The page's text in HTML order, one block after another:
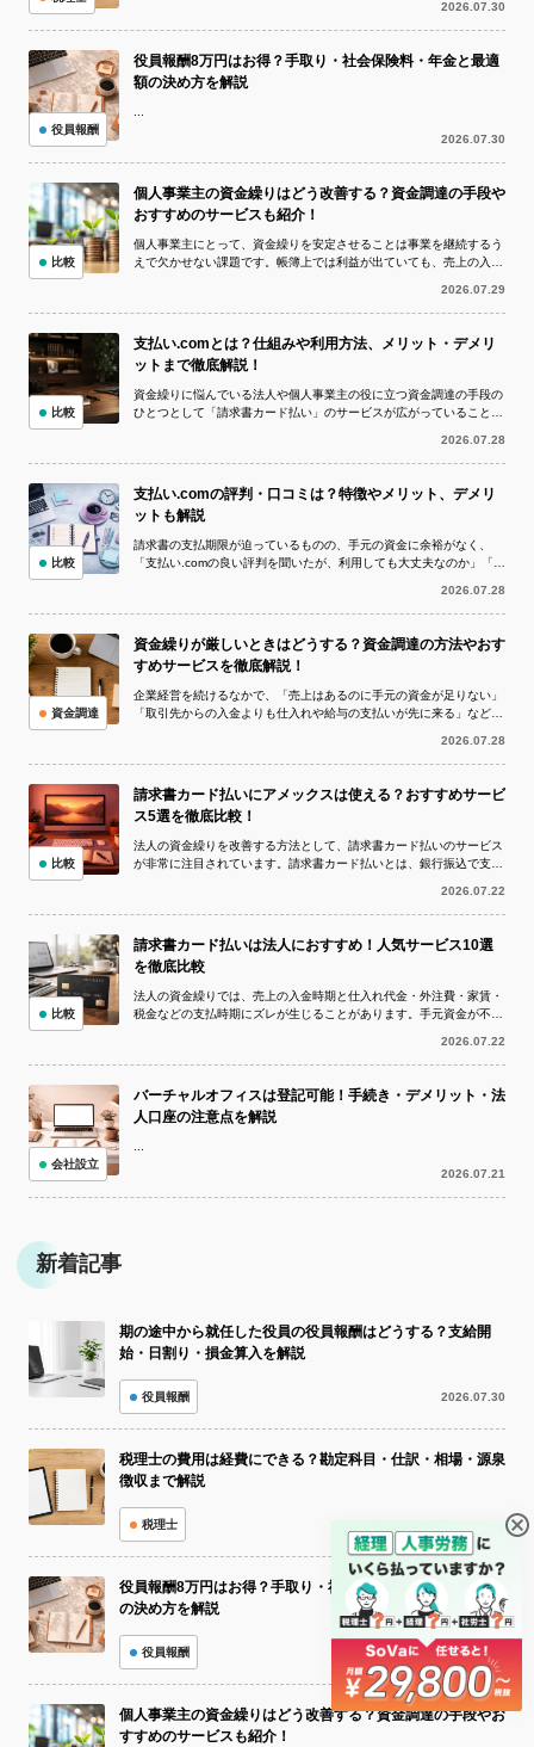
2026.07.30
役員報酬8万円はお得？手取り・社会保険料・年金と最適
額の決め方を解説
...
2026.07.30
役員報酬
個人事業主の資金繰りはどう改善する？資金調達の手段や
おすすめのサービスも紹介！
個人事業主にとって、資金繰りを安定させることは事業を継続するう
えで欠かせない課題です。帳簿上では利益が出ていても、売上の入金
2026.07.29
比較
支払い.comとは？仕組みや利用方法、メリット・デメリ
ットまで徹底解説！
資金繰りに悩んでいる法人や個人事業主の役に立つ資金調達の手段の
ひとつとして「請求書カード払い」のサービスが広がっていることを
2026.07.28
比較
支払い.comの評判・口コミは？特徴やメリット、デメリ
ットも解説
請求書の支払期限が迫っているものの、手元の資金に余裕がなく、
「支払い.comの良い評判を聞いたが、利用しても大丈夫なのか」「実
2026.07.28
比較
資金繰りが厳しいときはどうする？資金調達の方法やおす
すめサービスを徹底解説！
企業経営を続けるなかで、「売上はあるのに手元の資金が足りない」
「取引先からの入金よりも仕入れや給与の支払いが先に来る」など、
2026.07.28
資金調達
請求書カード払いにアメックスは使える？おすすめサービ
ス5選を徹底比較！
法人の資金繰りを改善する方法として、請求書カード払いのサービス
が非常に注目されています。請求書カード払いとは、銀行振込で支払
2026.07.22
比較
請求書カード払いは法人におすすめ！人気サービス10選
を徹底比較
法人の資金繰りでは、売上の入金時期と仕入れ代金・外注費・家賃・
税金などの支払時期にズレが生じることがあります。手元資金が不足
2026.07.22
比較
バーチャルオフィスは登記可能！手続き・デメリット・法
人口座の注意点を解説
...
2026.07.21
会社設立
新着記事
期の途中から就任した役員の役員報酬はどうする？支給開
始・日割り・損金算入を解説
役員報酬 2026.07.30
税理士の費用は経費にできる？勘定科目・仕訳・相場・源泉
徴収まで解説
税理士
役員報酬8万円はお得？手取り・社会保険料・年金と最適額
の決め方を解説
役員報酬 2026.07.30
個人事業主の資金繰りはどう改善する？資金調達の手段やお
すすめのサービスも紹介！